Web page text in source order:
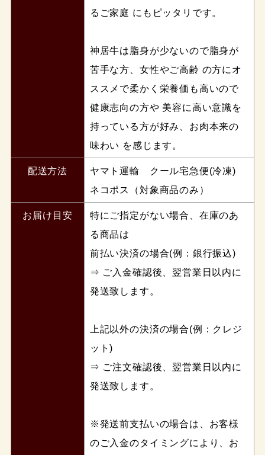
るご家庭 にもピッタリです。
神居牛は脂身が少ないので脂身が
苦手な方、女性やご高齢 の方にオ
ススメで柔かく栄養価も高いので
健康志向の方や 美容に高い意識を
持っている方が好み、お肉本来の
味わい を感じます。
配送方法
ヤマト運輸 クール宅急便(冷凍)
ネコポス（対象商品のみ）
お届け目安
特にご指定がない場合、在庫のあ
る商品は
前払い決済の場合(例：銀行振込)
⇒ ご入金確認後、翌営業日以内に
発送致します。
上記以外の決済の場合(例：クレジ
ット)
⇒ ご注文確認後、翌営業日以内に
発送致します。
※発送前支払いの場合は、お客様
のご入金のタイミングにより、お